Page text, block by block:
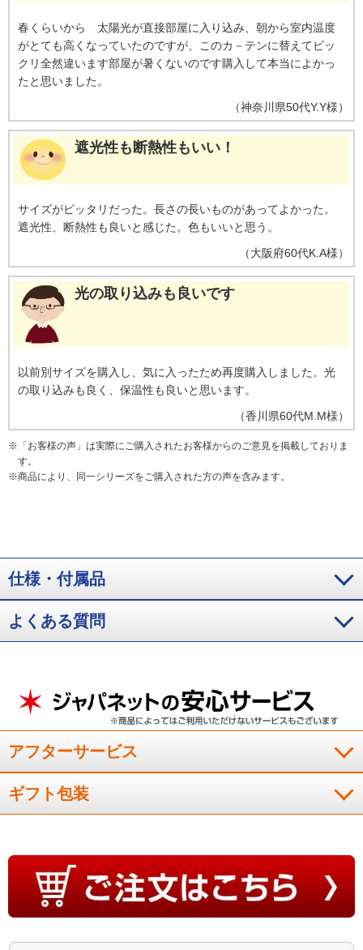
春くらいから 太陽光が直接部屋に入り込み、朝から室内温度
がとても高くなっていたのですが、このカ－テンに替えてビッ
クリ全然違います部屋が暑くないのです購入して本当によかっ
たと思いました。
（神奈川県50代Y.Y様）
遮光性も断熱性もいい！
サイズがピッタリだった。長さの長いものがあってよかった。
遮光性、断熱性も良いと感じた。色もいいと思う。
（大阪府60代K.A様）
光の取り込みも良いです
以前別サイズを購入し、気に入ったため再度購入しました。光
の取り込みも良く、保温性も良いと思います。
（香川県60代M.M様）
※ 「お客様の声」は実際にご購入されたお客様からのご意見を掲載しておりま
す。
※商品により、同一シリーズをご購入された方の声を含みます。
仕様・付属品
よくある質問
アフターサービス
ギフト包装